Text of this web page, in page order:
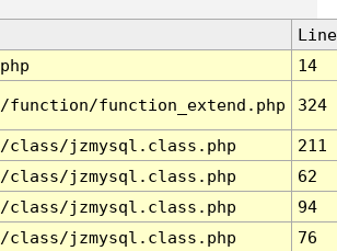
Line
14
function/function_extend.php 324
class/jzmysql.class.php
211
class/jzmysql.class.php
62
class/jzmysql.class.php
94
class/jzmysql.class.php 76